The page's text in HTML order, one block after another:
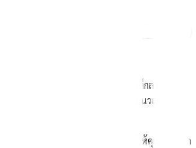
สเข้าไปในถังซัก ไอน้ำที่มีอนุภาคเล็กละเอียดจะ
อนของคุณจะสะอาดหมดจดและนุ่มนวลต่อผิว
องให้บางลงเหลือเพียง 48 ซม. ทำให้คุณสามารถ